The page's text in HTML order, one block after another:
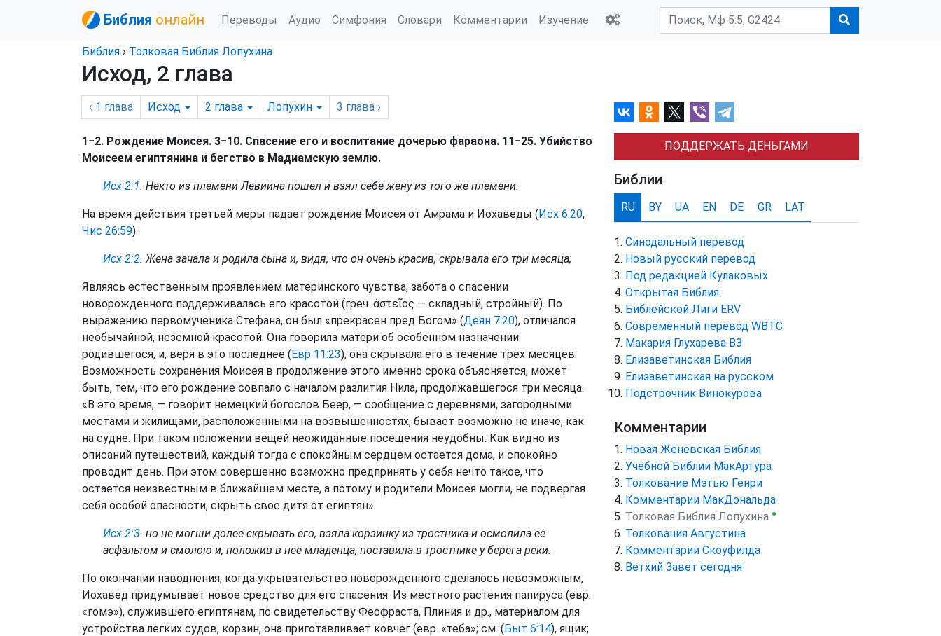
Библия онлайн Переводы Аудио Симфония Словари Комментарии Изучение
Библия › Толковая Библия Лопухина
Исход, 2 глава
‹ 1 глава Исход 2 глава Лопухин 3 глава ›
1−2. Рождение Моисея. 3−10. Спасение его и воспитание дочерью фараона. 11−25. Убийство
Моисеем египтянина и бегство в Мадиамскую землю.
Исх 2:1. Некто из племени Левиина пошел и взял себе жену из того же племени.
На время действия третьей меры падает рождение Моисея от Амрама и Иохаведы (Исх 6:20,
Чис 26:59).
Исх 2:2. Жена зачала и родила сына и, видя, что он очень красив, скрывала его три месяца;
Являясь естественным проявлением материнского чувства, забота о спасении
новорожденного поддерживалась его красотой (греч. ἀστεῖος — складный, стройный). По
выражению первомученика Стефана, он был «прекрасен пред Богом» (Деян 7:20), отличался
необычайной, неземной красотой. Она говорила матери об особенном назначении
родившегося, и, веря в это последнее (Евр 11:23), она скрывала его в течение трех месяцев.
Возможность сохранения Моисея в продолжение этого именно срока объясняется, может
быть, тем, что его рождение совпало с началом разлития Нила, продолжавшегося три месяца.
«В это время, — говорит немецкий богослов Беер, — сообщение с деревнями, загородными
местами и жилищами, расположенными на возвышенностях, бывает возможно не иначе, как
на судне. При таком положении вещей неожиданные посещения неудобны. Как видно из
описаний путешествий, каждый тогда с спокойным сердцем остается дома, и спокойно
проводит день. При этом совершенно возможно предпринять у себя нечто такое, что
остается неизвестным в ближайшем месте, а потому и родители Моисея могли, не подвергая
себя особой опасности, скрыть свое дитя от египтян».
Исх 2:3. но не могши долее скрывать его, взяла корзинку из тростника и осмолила ее
асфальтом и смолою и, положив в нее младенца, поставила в тростнике у берега реки.
По окончании наводнения, когда укрывательство новорожденного сделалось невозможным,
Иохавед придумывает новое средство для его спасения. Из местного растения папируса (евр.
«гомэ»), служившего египтянам, по свидетельству Феофраста, Плиния и др., материалом для
устройства легких судов, корзин, она приготавливает ковчег (евр. «теба»; см. (Быт 6:14), ящик;
ПОДДЕРЖАТЬ ДЕНЬГАМИ
Библии
RU BY UA EN DE GR LAT
Синодальный перевод
Новый русский перевод
Под редакцией Кулаковых
Открытая Библия
Библейской Лиги ERV
Cовременный перевод WBTC
Макария Глухарева ВЗ
Елизаветинская Библия
Елизаветинская на русском
Подстрочник Винокурова
Комментарии
Новая Женевская Библия
Учебной Библии МакАртура
Толкование Мэтью Генри
Комментарии МакДональда
Толковая Библия Лопухина ●
Толкования Августина
Комментарии Скоуфилда
Ветхий Завет сегодня